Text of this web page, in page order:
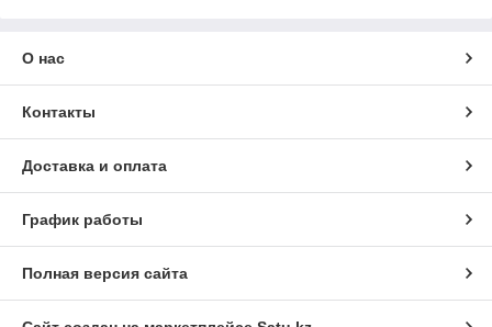
О нас
Контакты
Доставка и оплата
График работы
Полная версия сайта